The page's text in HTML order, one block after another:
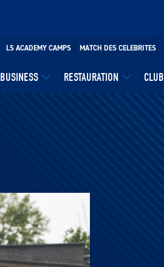
BUSINESS RESTAURATION CLUB
LS ACADEMY CAMPS MATCH DES CELEBRITES